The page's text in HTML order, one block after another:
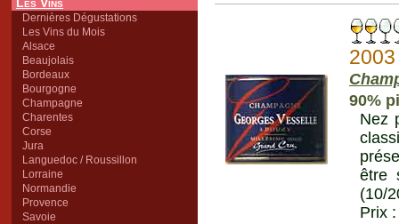
Dernières Dégustations
Les Vins du Mois
Alsace
Beaujolais
Bordeaux
Bourgogne
Champagne
Charentes
Corse
Jura
Languedoc / Roussillon
Lorraine
Normandie
Provence
Savoie
2003
90%
Nez
être
(10/
Prix